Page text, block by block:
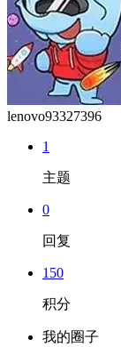
lenovo93327396
1
主题
0
回复
150
积分
我的圈子